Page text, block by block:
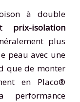
à double
prix-isolation
plus
peau avec une
que de monter
en Placo®